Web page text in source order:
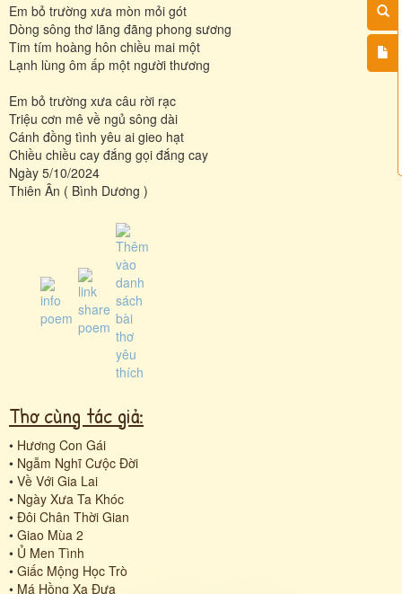
Em bỏ trường xưa mòn mỏi gót
Dòng sông thơ lãng đãng phong sương
Tim tím hoàng hôn chiều mai một
Lạnh lùng ôm ấp một người thương
Em bỏ trường xưa câu rời rạc
Triệu cơn mê về ngủ sông dài
Cánh đồng tình yêu ai gieo hạt
Chiều chiều cay đắng gọi đắng cay
Ngày 5/10/2024
Thiên Ân ( Bình Dương )
Thơ cùng tác giả:
• Hương Con Gái
• Ngẫm Nghĩ Cưộc Đời
• Về Với Gia Lai
• Ngày Xưa Ta Khóc
• Đôi Chân Thời Gian
• Giao Mùa 2
• Ủ Men Tình
• Giấc Mộng Học Trò
• Má Hồng Xa Đưa